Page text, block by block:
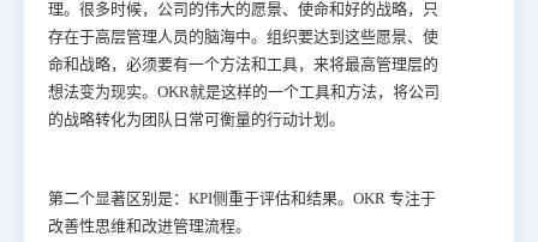
理。很多时候，公司的伟大的愿景、使命和好的战略，只
存在于高层管理人员的脑海中。组织要达到这些愿景、使
命和战略，必须要有一个方法和工具，来将最高管理层的
想法变为现实。OKR就是这样的一个工具和方法，将公司
的战略转化为团队日常可衡量的行动计划。
第二个显著区别是：KPI侧重于评估和结果。OKR 专注于
改善性思维和改进管理流程。